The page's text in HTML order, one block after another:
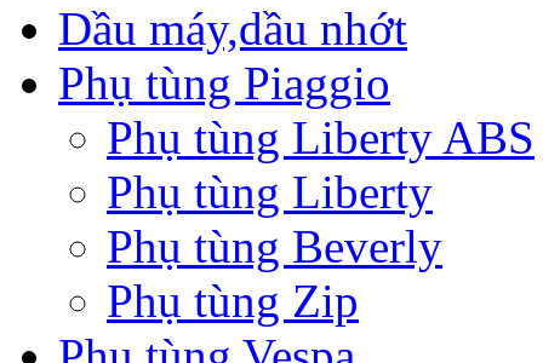
Dầu máy,dầu nhớt
Phụ tùng Piaggio
Phụ tùng Liberty ABS
Phụ tùng Liberty
Phụ tùng Beverly
Phụ tùng Zip